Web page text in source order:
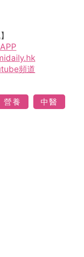
頻道
營養
中醫